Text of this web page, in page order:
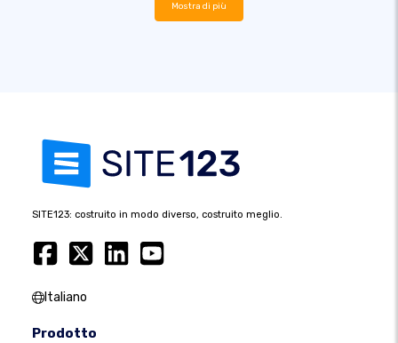
Mostra di più
SITE123: costruito in modo diverso, costruito meglio.
Italiano
Prodotto